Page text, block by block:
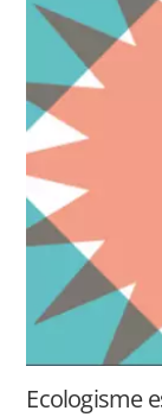
Ecologisme